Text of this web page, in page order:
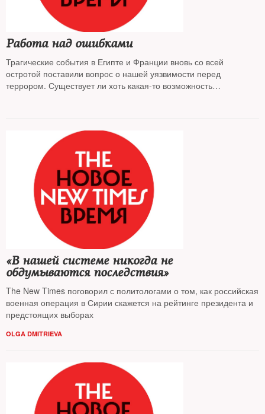
Работа над ошибками
Трагические события в Египте и Франции вновь со всей
остротой поставили вопрос о нашей уязвимости перед
террором. Существует ли хоть какая-то возможность
«В нашей системе никогда не
обдумываются последствия»
The New Times поговорил с политологами о том, как российская
военная операция в Сирии скажется на рейтинге президента и
предстоящих выборах
OLGA DMITRIEVA